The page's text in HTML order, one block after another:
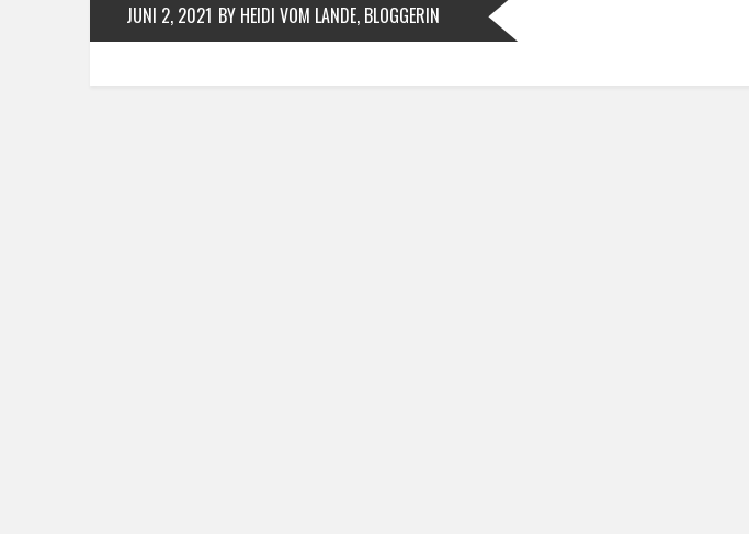
JUNI 2, 2021 BY HEIDI VOM LANDE, BLOGGERIN